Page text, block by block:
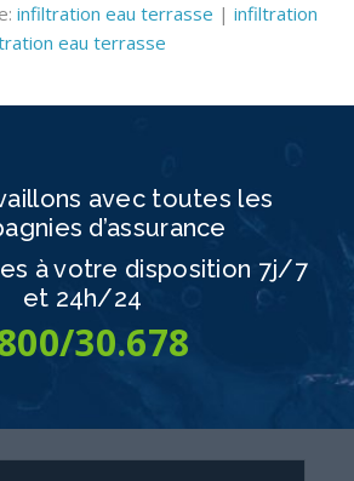
infiltration eau terrasse | infiltration
eau terrasse
avec toutes les
d’assurance
à votre disposition 7j/7
et 24h/24
30.678